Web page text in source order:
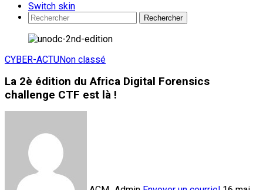
Switch skin
Rechercher
CYBER-ACTUNon classé
La 2è édition du Africa Digital Forensics
challenge CTF est là !